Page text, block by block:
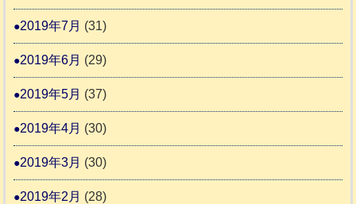
2019年7月 (31)
2019年6月 (29)
2019年5月 (37)
2019年4月 (30)
2019年3月 (30)
2019年2月 (28)